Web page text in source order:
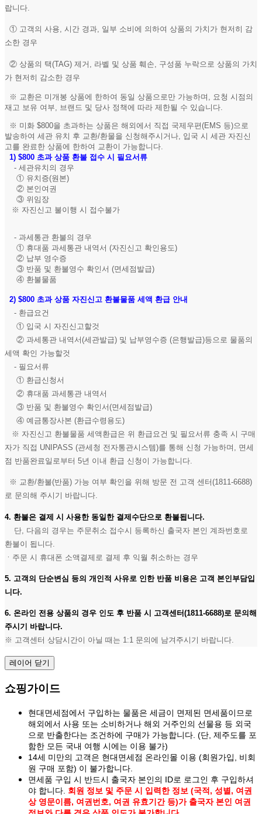
랍니다.
① 고객의 사용, 시간 경과, 일부 소비에 의하여 상품의 가치가 현저히 감
소한 경우
② 상품의 택(TAG) 제거, 라벨 및 상품 훼손, 구성품 누락으로 상품의 가치
가 현저히 감소한 경우
※ 교환은 미개봉 상품에 한하여 동일 상품으로만 가능하며, 요청 시점의
재고 보유 여부, 브랜드 및 당사 정책에 따라 제한될 수 있습니다.
※ 미화 $800을 초과하는 상품은 해외에서 직접 국제우편(EMS 등)으로
발송하여 세관 유치 후 교환/환물을 신청해주시거나, 입국 시 세관 자진신
고를 완료한 상품에 한하여 교환이 가능합니다.
1) $800 초과 상품 환불 접수 시 필요서류
- 세관유치의 경우
① 유치증(원본)
② 본인여권
③ 위임장
※ 자진신고 불이행 시 접수불가
- 과세통관 환불의 경우
① 휴대품 과세통관 내역서 (자진신고 확인용도)
② 납부 영수증
③ 반품 및 환불영수 확인서 (면세점발급)
④ 환불물품
2) $800 초과 상품 자진신고 환불물품 세액 환급 안내
- 환급요건
① 입국 시 자진신고할것
② 과세통관 내역서(세관발급) 및 납부영수증 (은행발급)등으로 물품의
세액 확인 가능할것
- 필요서류
① 환급신청서
② 휴대품 과세통관 내역서
③ 반품 및 환불영수 확인서(면세점발급)
④ 예금통장사본 (환급수령용도)
※ 자진신고 환불물품 세액환급은 위 환급요건 및 필요서류 충족 시 구매
자가 직접 UNIPASS (관세청 전자통관시스템)를 통해 신청 가능하며, 면세
점 반품완료일로부터 5년 이내 환급 신청이 가능합니다.
※ 교환/환불(반품) 가능 여부 확인을 위해 방문 전 고객 센터(1811-6688)
로 문의해 주시기 바랍니다.
4. 환불은 결제 시 사용한 동일한 결제수단으로 환불됩니다.
단, 다음의 경우는 주문취소 접수시 등록하신 출국자 본인 계좌번호로
환불이 됩니다.
ㆍ주문 시 휴대폰 소액결제로 결제 후 익월 취소하는 경우
5. 고객의 단순변심 등의 개인적 사유로 인한 반품 비용은 고객 본인부담입
니다.
6. 온라인 전용 상품의 경우 인도 후 반품 시 고객센터(1811-6688)로 문의해
주시기 바랍니다.
※ 고객센터 상담시간이 아닐 때는 1:1 문의에 남겨주시기 바랍니다.
레이어 닫기
쇼핑가이드
현대면세점에서 구입하는 물품은 세금이 면제된 면세품이므로
해외에서 사용 또는 소비하거나 해외 거주인의 선물용 등 외국
으로 반출한다는 조건하에 구매가 가능합니다. (단, 제주도를 포
함한 모든 국내 여행 시에는 이용 불가)
14세 미만의 고객은 현대면세점 온라인몰 이용 (회원가입, 비회
원 구매 포함) 이 불가합니다.
면세품 구입 시 반드시 출국자 본인의 ID로 로그인 후 구입하셔
야 합니다. 회원 정보 및 주문 시 입력한 정보 (국적, 성별, 여권
상 영문이름, 여권번호, 여권 유효기간 등)가 출국자 본인 여권